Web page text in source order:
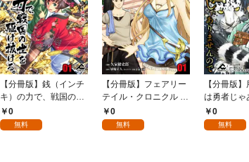
【分冊版】銭（インチ
キ）の力で、戦国の世
を駆け抜ける。 第1話
0
無料
【分冊版】フェアリー
テイル・クロニクル ～
空気読まない異世界ラ
イフ～ 第1話
0
無料
【分冊版
は勇者じゃ
ので 第1話
0
無料